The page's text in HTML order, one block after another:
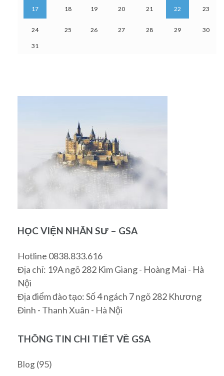
17 18 19 20 21 22 23
24 25 26 27 28 29 30
31
HỌC VIỆN NHÂN SƯ – GSA
Hotline 0838.833.616
Địa chỉ: 19A ngõ 282 Kim Giang - Hoàng Mai - Hà
Nội
Địa điểm đào tạo: Số 4 ngách 7 ngõ 282 Khương
Đình - Thanh Xuân - Hà Nội
THÔNG TIN CHI TIẾT VỀ GSA
Blog(95)